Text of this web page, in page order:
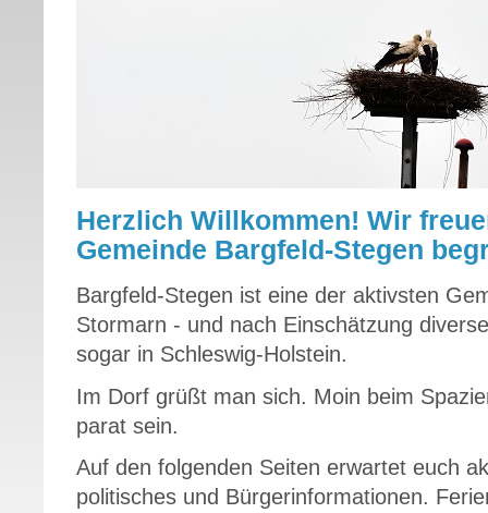
Herzlich Willkommen! Wir
Gemeinde Bargfeld-Stegen
Bargfeld-Stegen ist eine der aktivsten
Stormarn - und nach Einschätzung
sogar in Schleswig-Holstein.
Im Dorf grüßt man sich. Moin beim
parat sein.
Auf den folgenden Seiten erwartet euch
politisches und Bürgerinformationen.